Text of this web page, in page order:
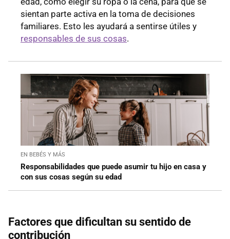
sientan parte activa en la toma de decisiones
familiares. Esto les ayudará a sentirse útiles y
responsables de sus cosas.
EN BEBÉS Y MÁS
Responsabilidades que puede asumir tu hijo en casa y
con sus cosas según su edad
Factores que dificultan su sentido de
contribución